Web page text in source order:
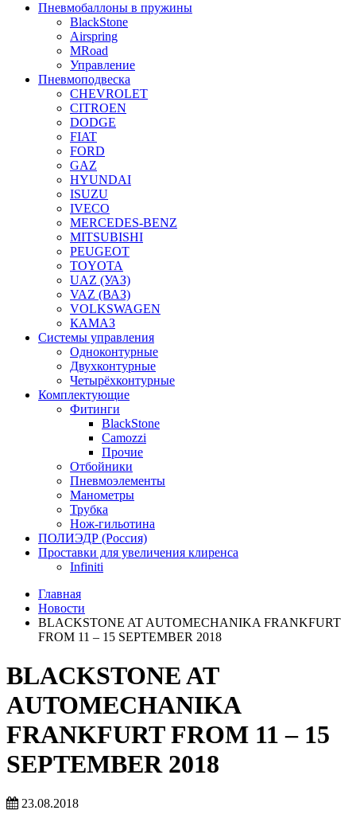
Пневмобаллоны в пружины
BlackStone
Airspring
MRoad
Управление
Пневмоподвеска
CHEVROLET
CITROEN
DODGE
FIAT
FORD
GAZ
HYUNDAI
ISUZU
IVECO
MERCEDES-BENZ
MITSUBISHI
PEUGEOT
TOYOTA
UAZ (УАЗ)
VAZ (ВАЗ)
VOLKSWAGEN
КАМАЗ
Системы управления
Одноконтурные
Двухконтурные
Четырёхконтурные
Комплектующие
Фитинги
BlackStone
Camozzi
Прочие
Отбойники
Пневмоэлементы
Манометры
Трубка
Нож-гильотина
ПОЛИЭДР (Россия)
Проставки для увеличения клиренса
Infiniti
Главная
Новости
BLACKSTONE AT AUTOMECHANIKA FRANKFURT
FROM 11 – 15 SEPTEMBER 2018
BLACKSTONE AT
AUTOMECHANIKA
FRANKFURT FROM 11 – 15
SEPTEMBER 2018
23.08.2018